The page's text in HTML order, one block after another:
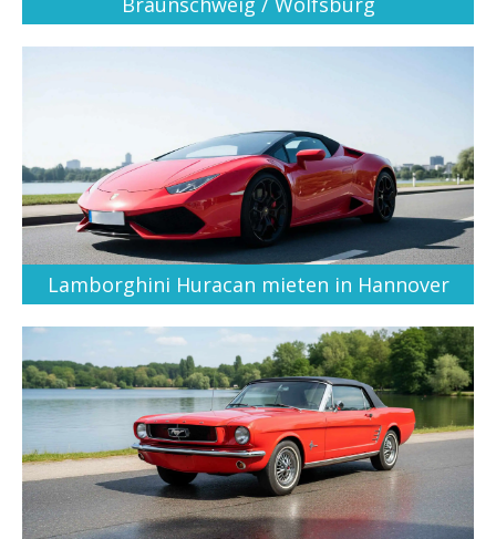
Lamborghini Huracan mieten in Hannover